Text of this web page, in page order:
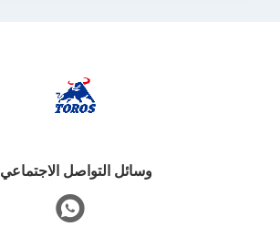
وسائل التواصل الاجتماعي